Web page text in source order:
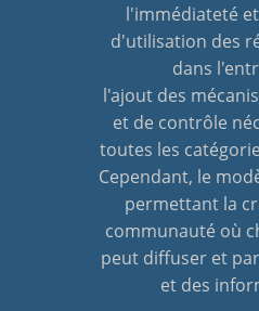
l'immédiateté
d'utilisation des
dans
l'ajout des
et de contrôle
toutes les
Cependant, le
permettant la
communauté où
peut diffuser et
et des